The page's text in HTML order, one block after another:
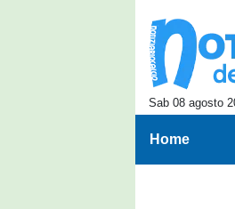
Sab 08 agosto
Home